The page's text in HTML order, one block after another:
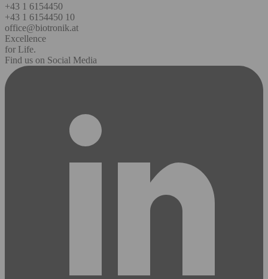
+43 1 6154450
+43 1 6154450 10
office@biotronik.at
Excellence
for Life.
Find us on Social Media